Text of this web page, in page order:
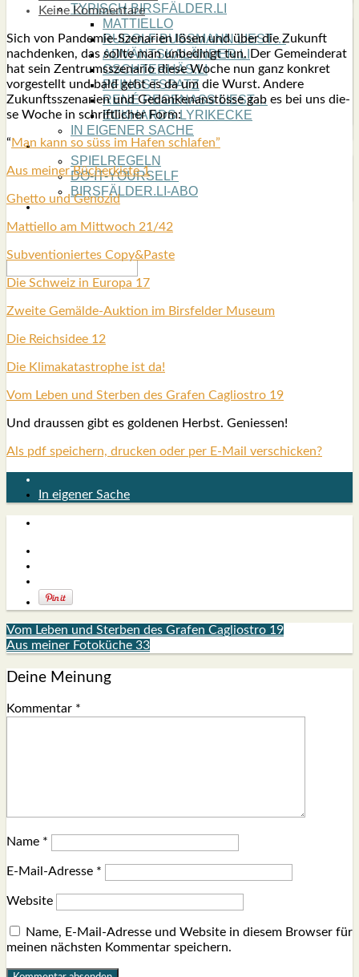
TYPISCH BIRSFÄLDER.LI
MATTIELLO
RUDOLF BUSS­MANN LIEST…
ADVÄNTSKALÄNDER.LI
OSCHTERHÄS.LI
PFINGST­SPATZ
RENÉ REGEN­ASS LIEST…
ECK­HARDS LYRIK­ECKE
IN EIGE­NER SACHE
SO GOOT’S
SPIEL­RE­GELN
DO-IT-YOUR­S­ELF
BIRSFÄLDER.LI-ABO
SHOUT­BOX
Keine Kommentare
Sich von Pan­de­mie-Sze­na­ri­en lösen und über die Zukunft
nach­den­ken, das soll­te man unbe­dingt tun. Der Gemein­de­rat
hat sein Zen­trums­sze­na­rio die­se Woche nun ganz kon­kret
vor­ge­stellt und bald geht es da um die Wurst. Ande­re
Zukunfts­sze­na­ri­en und Gedan­ken­an­stös­se gab es bei uns die­
se Woche in schrift­li­cher Form:
“Man kann so süss im Hafen schla­fen”
Aus mei­ner Bücher­kis­te 1
Ghet­to und Geno­zid
Mat­ti­el­lo am Mitt­woch 21/42
Sub­ven­tio­nier­tes Copy&Paste
Die Schweiz in Euro­pa 17
Zwei­te Gemäl­de-Auk­ti­on im Birs­fel­der Muse­um
Die Reichs­idee 12
Die Kli­ma­ka­ta­stro­phe ist da!
Vom Leben und Ster­ben des Gra­fen Cagli­os­tro 19
Und draus­sen gibt es gol­de­nen Herbst. Genies­sen!
Als pdf speichern, drucken oder per E-Mail verschicken?
In eigener Sache
Vom Leben und Sterben des Grafen Cagliostro 19
Aus meiner Fotoküche 33
Deine Meinung
Kommentar *
Name *
E-Mail-Adresse *
Website
Name, E-Mail-Adresse und Website in diesem Browser für
meinen nächsten Kommentar speichern.